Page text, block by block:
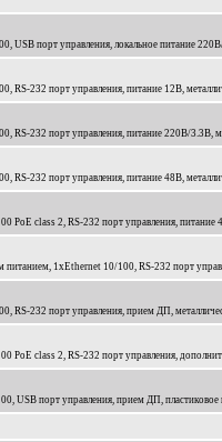
порт управления, локальное питание
232 порт управления, питание 12В,
RS-232 порт управления, питание 220В/3.3В,
232 порт управления, питание 48В,
class 2, RS-232 порт управления, питание
1xEthernet 10/100, RS-232 порт
RS-232 порт управления, прием ДП,
PoE class 2, RS-232 порт управления,
USB порт управления, прием ДП, пластиковое